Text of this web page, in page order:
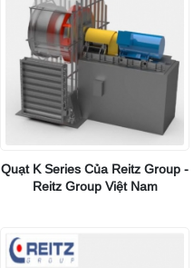
Quạt K Series Của Reitz Group -
Reitz Group Việt Nam